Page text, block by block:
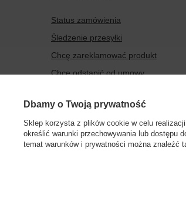
Status zamówienia
Śledzenie przesyłki
Chcę zareklamować produkt
Chcę odstąpić od umowy
Kontakt
Dbamy o Twoją prywatność
Sklep korzysta z plików cookie w celu realizacji
określić warunki przechowywania lub dostępu
temat warunków i prywatności można znaleźć